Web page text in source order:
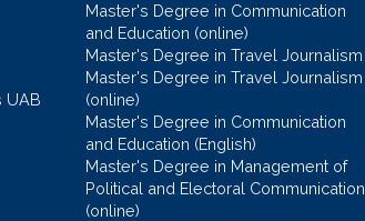
UAB
Master's Degree in Communication
and Education (online)
Master's Degree in Travel Journalism
Master's Degree in Travel Journalism
(online)
Master's Degree in Communication
and Education (English)
Master's Degree in Management of
Political and Electoral Communication
(online)